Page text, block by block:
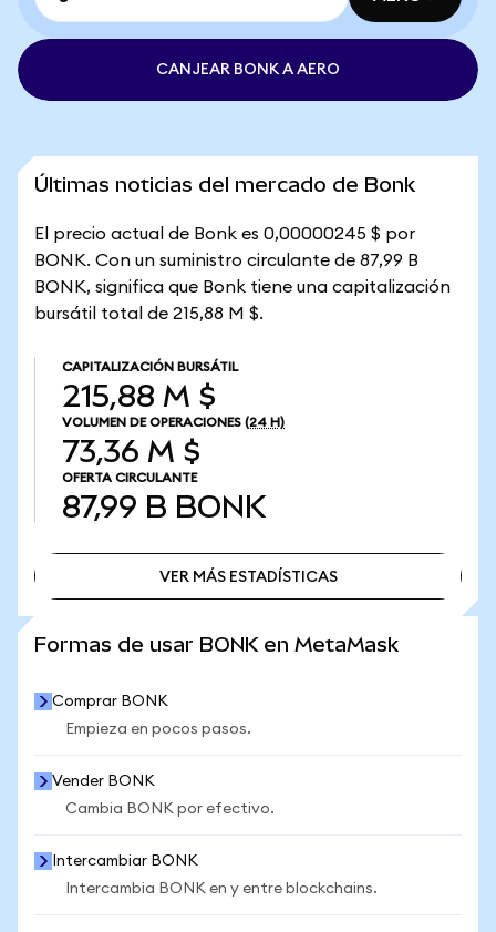
CANJEAR BONK A AERO
Últimas noticias del mercado de Bonk
El precio actual de Bonk es 0,00000245 $ por
BONK. Con un suministro circulante de 87,99 B
BONK, significa que Bonk tiene una capitalización
bursátil total de 215,88 M $.
CAPITALIZACIÓN BURSÁTIL
215,88 M $
VOLUMEN DE OPERACIONES (24 H)
73,36 M $
OFERTA CIRCULANTE
87,99 B BONK
VER MÁS ESTADÍSTICAS
Formas de usar BONK en MetaMask
Comprar BONK
Empieza en pocos pasos.
Vender BONK
Cambia BONK por efectivo.
Intercambiar BONK
Intercambia BONK en y entre blockchains.